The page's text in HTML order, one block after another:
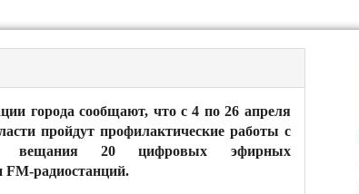
города сообщают, что с 4 по 26 апреля
пройдут профилактические работы с
вещания 20 цифровых эфирных
FM-радиостанций.